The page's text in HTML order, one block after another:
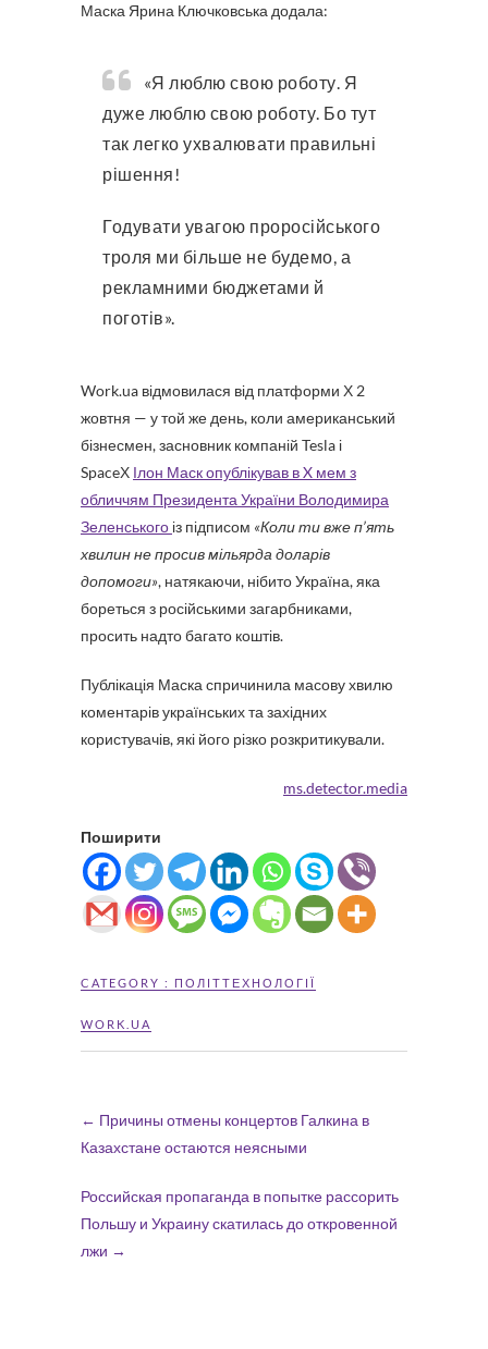
Маска Ярина Ключковська додала:
«Я люблю свою роботу. Я
дуже люблю свою роботу. Бо тут
так легко ухвалювати правильні
рішення!
Годувати увагою проросійського
троля ми більше не будемо, а
рекламними бюджетами й
поготів».
Work.ua відмовилася від платформи Х 2
жовтня — у той же день, коли американський
бізнесмен, засновник компаній Tesla і
SpaceХ Ілон Маск опублікував в X мем з
обличчям Президента України Володимира
Зеленського із підписом «Коли ти вже п’ять
хвилин не просив мільярда доларів
допомоги», натякаючи, нібито Україна, яка
бореться з російськими загарбниками,
просить надто багато коштів.
Публікація Маска спричинила масову хвилю
коментарів українських та західних
користувачів, які його різко розкритикували.
ms.detector.media
Поширити
CATEGORY : ПОЛІТТЕХНОЛОГІЇ
WORK.UA
← Причины отмены концертов Галкина в
Казахстане остаются неясными
Российская пропаганда в попытке рассорить
Польшу и Украину скатилась до откровенной
лжи →